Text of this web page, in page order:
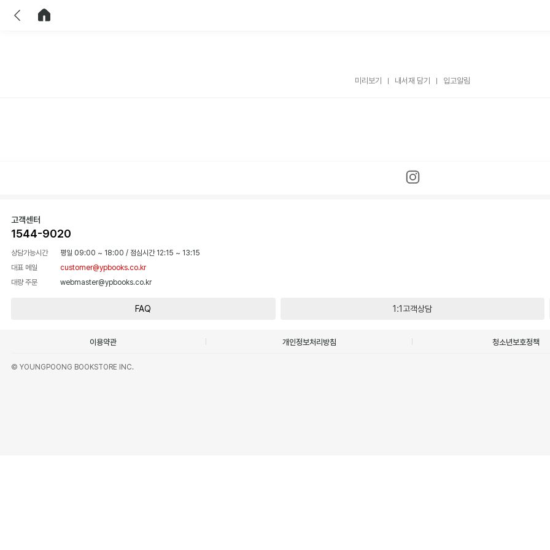
미리보기 내서재 담기 입고알림
고객센터
1544-9020
상담가능시간 평일 09:00 ~ 18:00 / 점심시간 12:15 ~ 13:15
대표 메일
customer@ypbooks.co.kr
대량 주문
webmaster@ypbooks.co.kr
FAQ 1:1고객상담
이용약관 개인정보처리방침 청소년보호정책
© YOUNGPOONG BOOKSTORE INC.